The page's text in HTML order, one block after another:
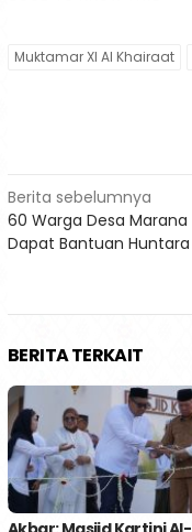
Muktamar XI Al Khairaat
Navigasi
pos
Berita sebelumnya
60 Warga Desa Marana
Dapat Bantuan Huntara
BERITA TERKAIT